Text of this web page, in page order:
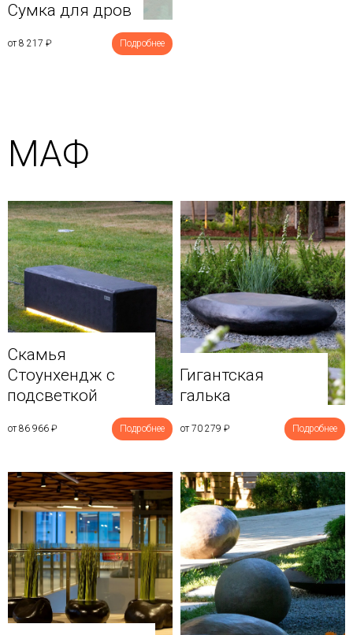
Сумка для дров
от 8 217 ₽ Подробнее
МАФ
Скамья
Стоунхендж с
подсветкой
от 86 966 ₽ Подробнее
Гигантская
галька
от 70 279 ₽ Подробнее